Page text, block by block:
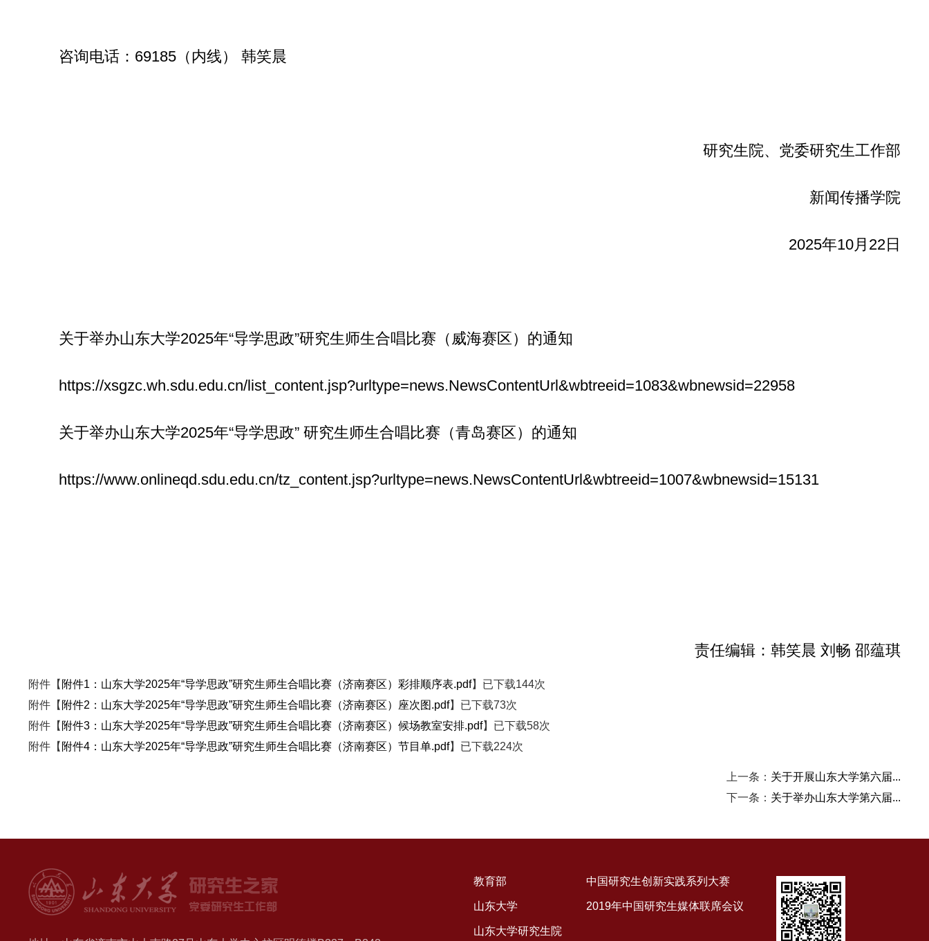
咨询电话：69185（内线） 韩笑晨
研究生院、党委研究生工作部
新闻传播学院
2025年10月22日
关于举办山东大学2025年“导学思政”研究生师生合唱比赛（威海赛区）的通知
https://xsgzc.wh.sdu.edu.cn/list_content.jsp?urltype=news.NewsContentUrl&wbtreeid=1083&wbnewsid=22958
关于举办山东大学2025年“导学思政” 研究生师生合唱比赛（青岛赛区）的通知
https://www.onlineqd.sdu.edu.cn/tz_content.jsp?urltype=news.NewsContentUrl&wbtreeid=1007&wbnewsid=15131
责任编辑：韩笑晨 刘畅 邵蕴琪
附件【 附件1：山东大学2025年“导学思政”研究生师生合唱比赛（济南赛区）彩排顺序表.pdf】已下载144次
附件【 附件2：山东大学2025年“导学思政”研究生师生合唱比赛（济南赛区）座次图.pdf】已下载73次
附件【 附件3：山东大学2025年“导学思政”研究生师生合唱比赛（济南赛区）候场教室安排.pdf】已下载58次
附件【 附件4：山东大学2025年“导学思政”研究生师生合唱比赛（济南赛区）节目单.pdf】已下载224次
上一条： 关于开展山东大学第六届...
下一条： 关于举办山东大学第六届...
教育部
山东大学
山东大学研究生院
中国研究生创新实践系列大赛
2019年中国研究生媒体联席会议